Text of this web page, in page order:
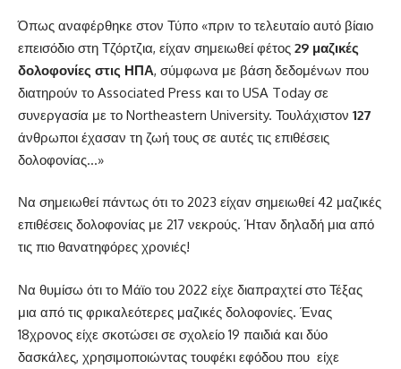
Όπως αναφέρθηκε στον Τύπο «πριν το τελευταίο αυτό βίαιο
επεισόδιο στη Τζόρτζια, είχαν σημειωθεί φέτος 29 μαζικές
δολοφονίες στις ΗΠΑ, σύμφωνα με βάση δεδομένων που
διατηρούν το Associated Press και το USA Today σε
συνεργασία με το Northeastern University. Τουλάχιστον 127
άνθρωποι έχασαν τη ζωή τους σε αυτές τις επιθέσεις
δολοφονίας…»
Να σημειωθεί πάντως ότι το 2023 είχαν σημειωθεί 42 μαζικές
επιθέσεις δολοφονίας με 217 νεκρούς. Ήταν δηλαδή μια από
τις πιο θανατηφόρες χρονιές!
Να θυμίσω ότι το Μάϊο του 2022 είχε διαπραχτεί στο Τέξας
μια από τις φρικαλεότερες μαζικές δολοφονίες. Ένας
18χρονος είχε σκοτώσει σε σχολείο 19 παιδιά και δύο
δασκάλες, χρησιμοποιώντας τουφέκι εφόδου που είχε